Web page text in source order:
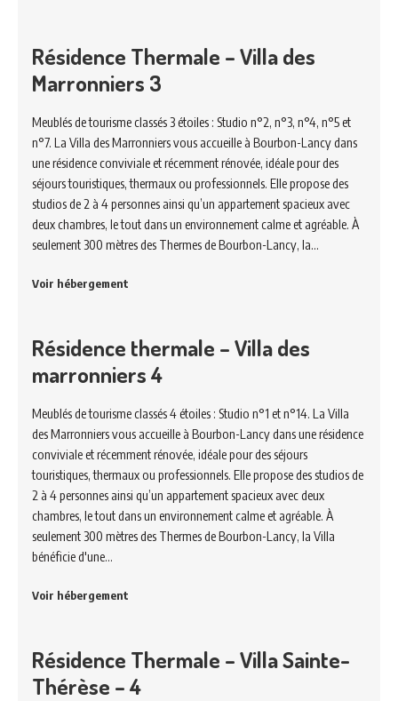
Résidence Thermale – Villa des
Marronniers 3
Meublés de tourisme classés 3 étoiles : Studio n°2, n°3, n°4, n°5 et
n°7. La Villa des Marronniers vous accueille à Bourbon-Lancy dans
une résidence conviviale et récemment rénovée, idéale pour des
séjours touristiques, thermaux ou professionnels. Elle propose des
studios de 2 à 4 personnes ainsi qu’un appartement spacieux avec
deux chambres, le tout dans un environnement calme et agréable. À
seulement 300 mètres des Thermes de Bourbon-Lancy, la…
Voir hébergement
Résidence thermale – Villa des
marronniers 4
Meublés de tourisme classés 4 étoiles : Studio n°1 et n°14. La Villa
des Marronniers vous accueille à Bourbon-Lancy dans une résidence
conviviale et récemment rénovée, idéale pour des séjours
touristiques, thermaux ou professionnels. Elle propose des studios de
2 à 4 personnes ainsi qu’un appartement spacieux avec deux
chambres, le tout dans un environnement calme et agréable. À
seulement 300 mètres des Thermes de Bourbon-Lancy, la Villa
bénéficie d'une…
Voir hébergement
Résidence Thermale – Villa Sainte-
Thérèse – 4